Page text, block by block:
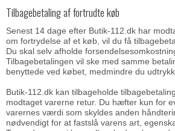
Tilbagebetaling af fortrudte køb
Senest 14 dage efter Butik-112.dk har
om fortrydelse af et køb, vil du få
Du skal selv afholde
Tilbagebetalingen vil ske med samme
benyttede ved købet, medmindre du
Butik-112.dk kan tilbageholde
modtaget varerne retur. Du hæfter kun for
varernes værdi som skyldes anden
nødvendigt for at fastslå varens art,